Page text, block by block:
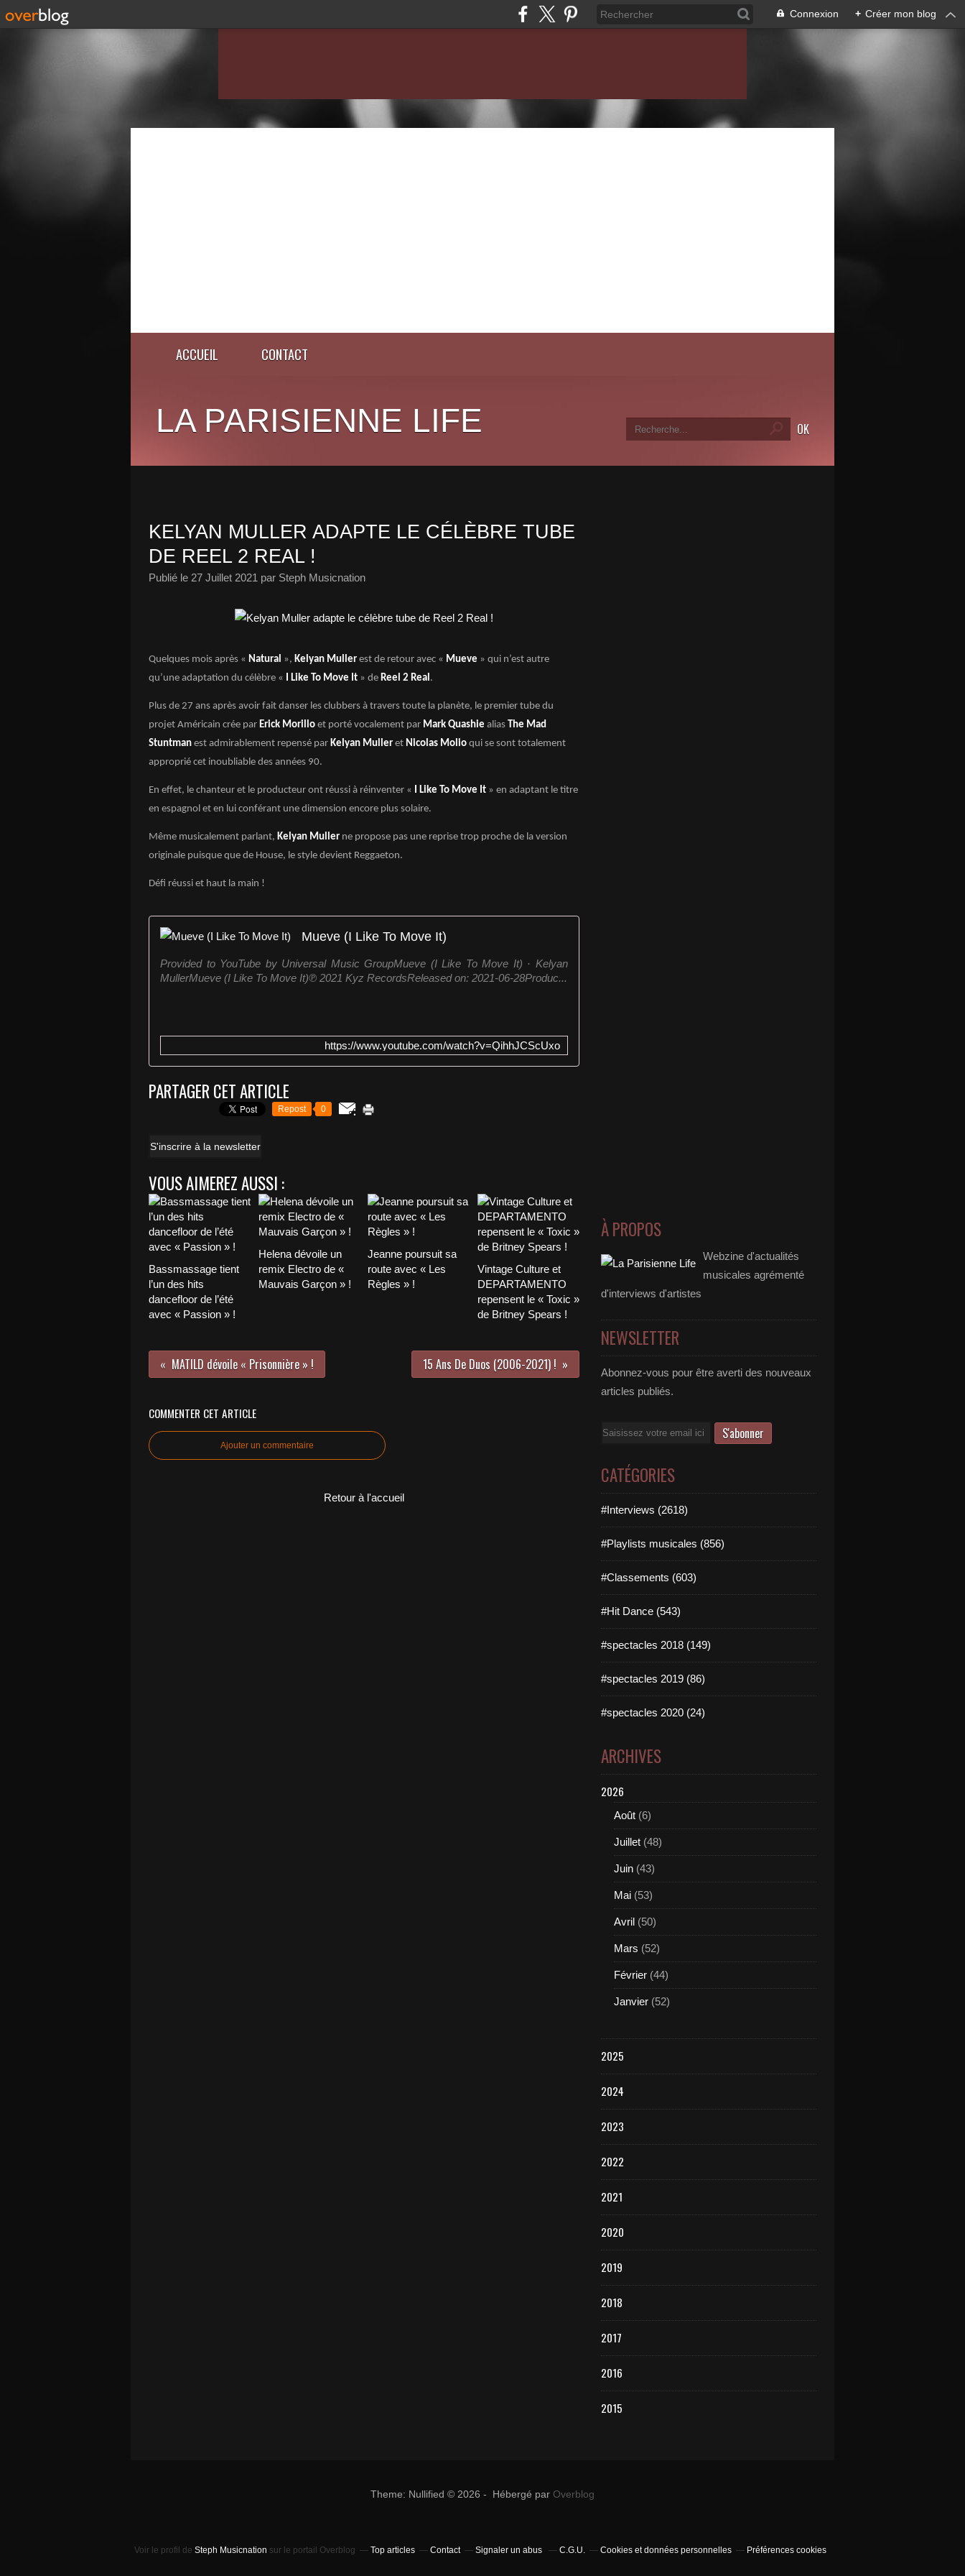
Connexion + Créer mon blog
ACCUEIL CONTACT
LA PARISIENNE LIFE
KELYAN MULLER ADAPTE LE CÉLÈBRE TUBE
DE REEL 2 REAL !
Publié le 27 Juillet 2021 par Steph Musicnation
Quelques mois après « Natural », Kelyan Muller est de retour avec « Mueve » qui n’est autre
qu’une adaptation du célèbre « I Like To Move It » de Reel 2 Real.
Plus de 27 ans après avoir fait danser les clubbers à travers toute la planète, le premier tube du
projet Américain crée par Erick Morillo et porté vocalement par Mark Quashie alias The Mad
Stuntman est admirablement repensé par Kelyan Muller et Nicolas Molio qui se sont totalement
approprié cet inoubliable des années 90.
En effet, le chanteur et le producteur ont réussi à réinventer « I Like To Move It » en adaptant le titre
en espagnol et en lui conférant une dimension encore plus solaire.
Même musicalement parlant, Kelyan Muller ne propose pas une reprise trop proche de la version
originale puisque que de House, le style devient Reggaeton.
Défi réussi et haut la main !
Mueve (I Like To Move It)
Provided to YouTube by Universal Music GroupMueve (I Like To Move It) · Kelyan
MullerMueve (I Like To Move It)℗ 2021 Kyz RecordsReleased on: 2021-06-28Produc...
https://www.youtube.com/watch?v=QihhJCScUxo
PARTAGER CET ARTICLE
Repost 0
S'inscrire à la newsletter
VOUS AIMEREZ AUSSI :
Bassmassage tient
l’un des hits
dancefloor de l’été
avec « Passion » !
Helena dévoile un
remix Electro de «
Mauvais Garçon » !
Jeanne poursuit sa
route avec « Les
Règles » !
Vintage Culture et
DEPARTAMENTO
repensent le « Toxic »
de Britney Spears !
MATILD dévoile « Prisonnière » ! 15 Ans De Duos (2006-2021) !
COMMENTER CET ARTICLE
Ajouter un commentaire
Retour à l'accueil
À PROPOS
Webzine d'actualités
musicales agrémenté
d'interviews d'artistes
NEWSLETTER
Abonnez-vous pour être averti des nouveaux
articles publiés.
Email
CATÉGORIES
#Interviews (2618)
#Playlists musicales (856)
#Classements (603)
#Hit Dance (543)
#spectacles 2018 (149)
#spectacles 2019 (86)
#spectacles 2020 (24)
ARCHIVES
2026
Août (6)
Juillet (48)
Juin (43)
Mai (53)
Avril (50)
Mars (52)
Février (44)
Janvier (52)
2025
2024
2023
2022
2021
2020
2019
2018
2017
2016
2015
Theme: Nullified © 2026 - Hébergé par Overblog
Voir le profil de Steph Musicnation sur le portail Overblog Top articles Contact Signaler un abus C.G.U. Cookies et données personnelles Préférences cookies